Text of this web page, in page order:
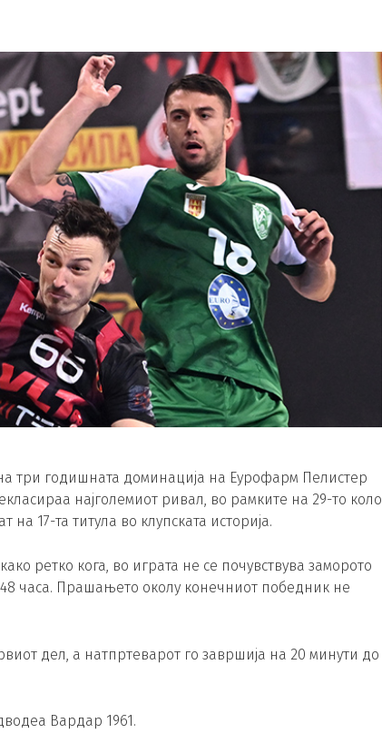
три годишната доминација на Еурофарм Пелистер
најголемиот ривал, во рамките на 29-то коло
на 17-та титула во клупската историја.
ретко кога, во играта не се почувствува заморото
часа. Прашањето околу конечниот победник не
дел, а натпртеварот го завршија на 20 минути до
Вардар 1961.